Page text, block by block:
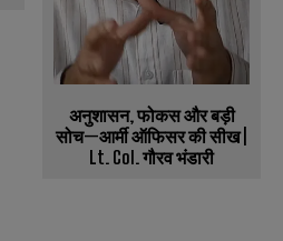
अनुशासन, फोकस और बड़ी
सोच—आर्मी ऑफिसर की सीख |
Lt. Col. गौरव भंडारी